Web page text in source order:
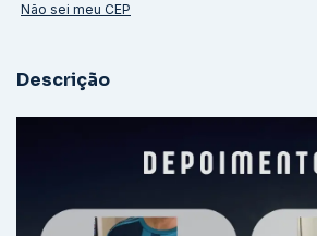
Não sei meu CEP
Descrição